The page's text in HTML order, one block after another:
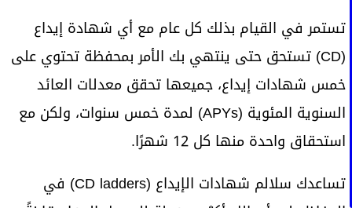
تستمر في القيام بذلك كل عام مع أي شهادة إيداع
(CD) تستحق حتى ينتهي بك الأمر بمحفظة تحتوي على
خمس شهادات إيداع، جميعها تحقق معدلات العائد
السنوية المئوية (APYs) لمدة خمس سنوات، ولكن مع
استحقاق واحدة منها كل 12 شهرًا.
تساعدك سلالم شهادات الإيداع (CD ladders) في